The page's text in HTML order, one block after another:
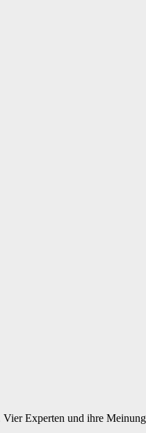
Experten und ihre